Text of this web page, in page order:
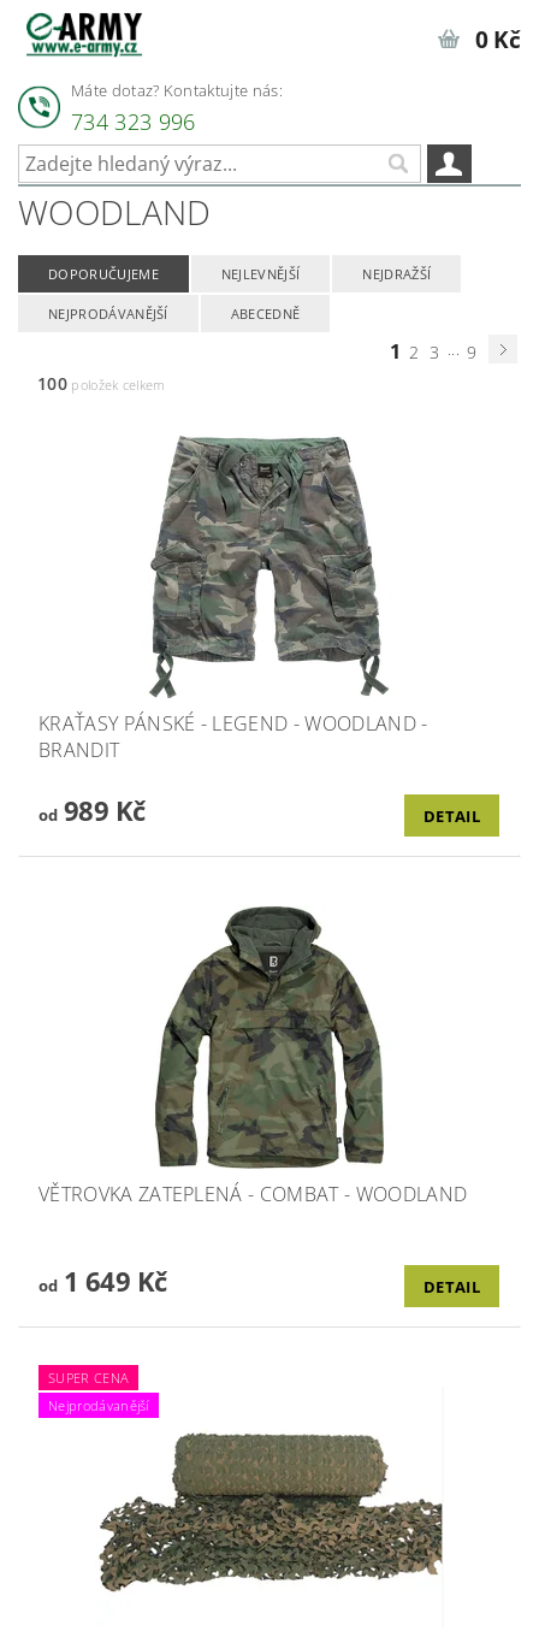
Máte dotaz? Kontaktujte nás:
734 323 996
0 Kč
WOODLAND
DOPORUČUJEME NEJLEVNĚJŠÍ NEJDRAŽŠÍ
NEJPRODÁVANĚJŠÍ ABECEDNĚ
1 2 3 ... 9
100položek celkem
KRAŤASY PÁNSKÉ - LEGEND - WOODLAND -
BRANDIT
od989 Kč DETAIL
VĚTROVKA ZATEPLENÁ - COMBAT - WOODLAND
od1 649 Kč DETAIL
SUPER CENA
Nejprodávanější